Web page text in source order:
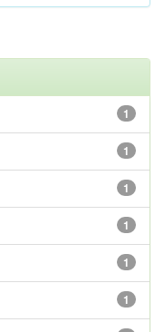
1
1
1
1
1
1